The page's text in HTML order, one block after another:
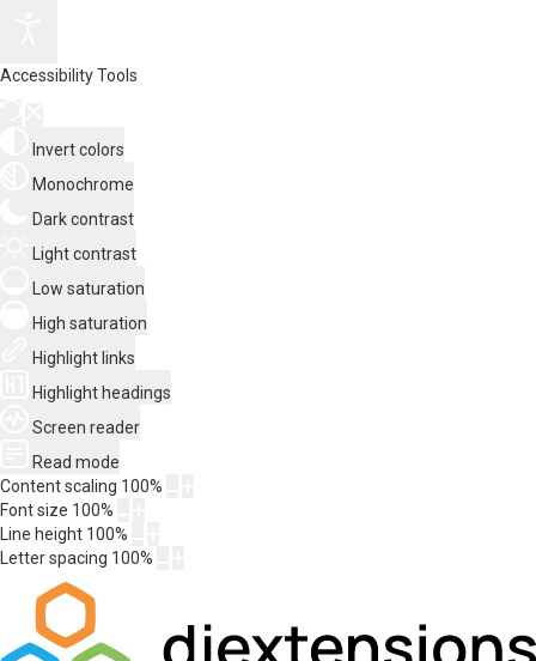
Accessibility Tools
Invert colors
Monochrome
Dark contrast
Light contrast
Low saturation
High saturation
Highlight links
Highlight headings
Screen reader
Read mode
Content scaling 100%
Font size 100%
Line height 100%
Letter spacing 100%